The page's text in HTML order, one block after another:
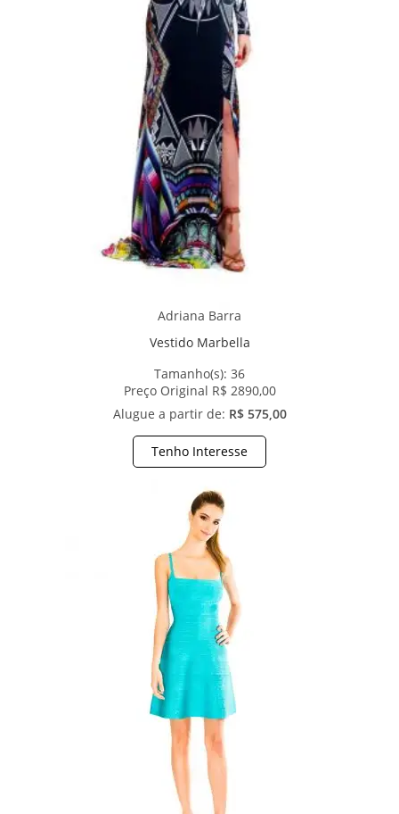
Adriana Barra
Vestido Marbella
Tamanho(s): 36
Preço Original R$ 2890,00
Alugue a partir de: R$ 575,00
Tenho Interesse